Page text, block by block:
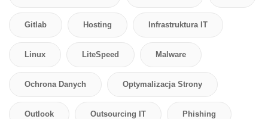
Gitlab Hosting Infrastruktura IT
Linux LiteSpeed Malware
Ochrona Danych Optymalizacja Strony
Outlook Outsourcing IT Phishing